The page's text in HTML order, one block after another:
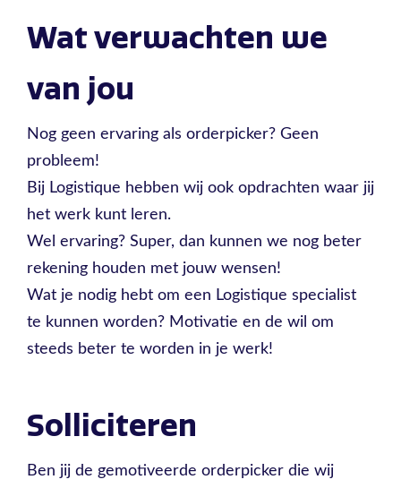
Wat verwachten we
van jou
Nog geen ervaring als orderpicker? Geen
probleem!
Bij Logistique hebben wij ook opdrachten waar jij
het werk kunt leren.
Wel ervaring? Super, dan kunnen we nog beter
rekening houden met jouw wensen!
Wat je nodig hebt om een Logistique specialist
te kunnen worden? Motivatie en de wil om
steeds beter te worden in je werk!
Solliciteren
Ben jij de gemotiveerde orderpicker die wij